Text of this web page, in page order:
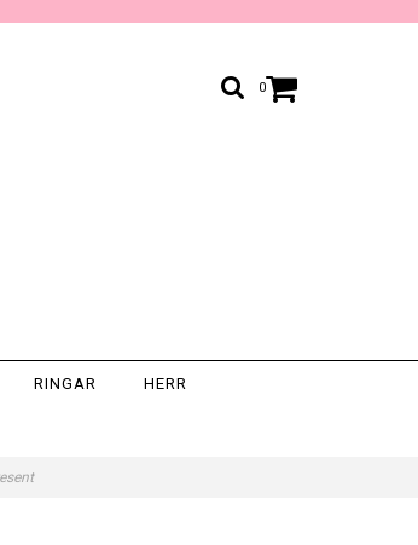
0
RINGAR HERR